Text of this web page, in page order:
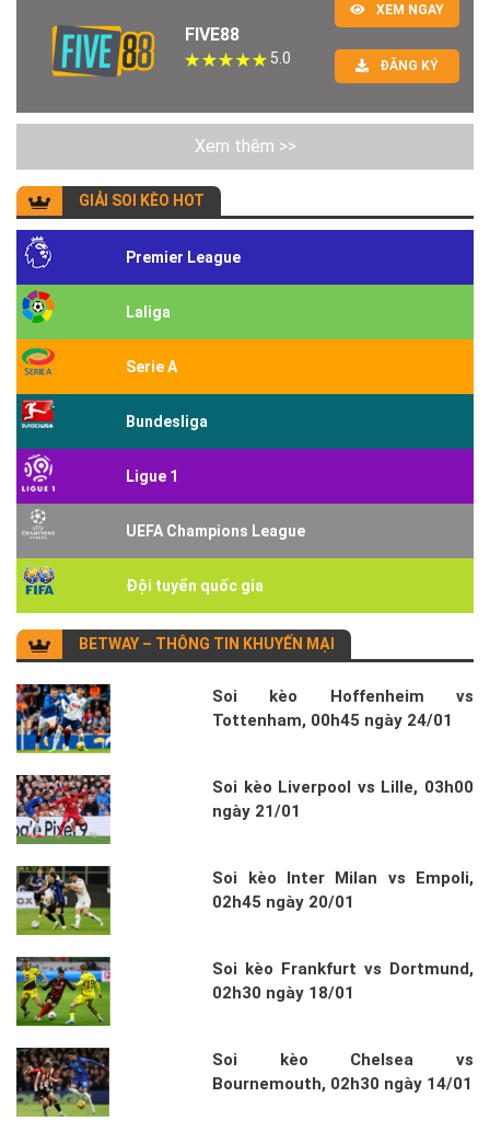
FIVE88
5.0
XEM NGAY
ĐĂNG KÝ
Xem thêm >>
GIẢI SOI KÈO HOT
Premier League
Laliga
Serie A
Bundesliga
Ligue 1
UEFA Champions League
Đội tuyển quốc gia
BETWAY – THÔNG TIN KHUYẾN MẠI
Soi kèo Hoffenheim vs
Tottenham, 00h45 ngày 24/01
Soi kèo Liverpool vs Lille, 03h00
ngày 21/01
Soi kèo Inter Milan vs Empoli,
02h45 ngày 20/01
Soi kèo Frankfurt vs Dortmund,
02h30 ngày 18/01
Soi kèo Chelsea vs
Bournemouth, 02h30 ngày 14/01